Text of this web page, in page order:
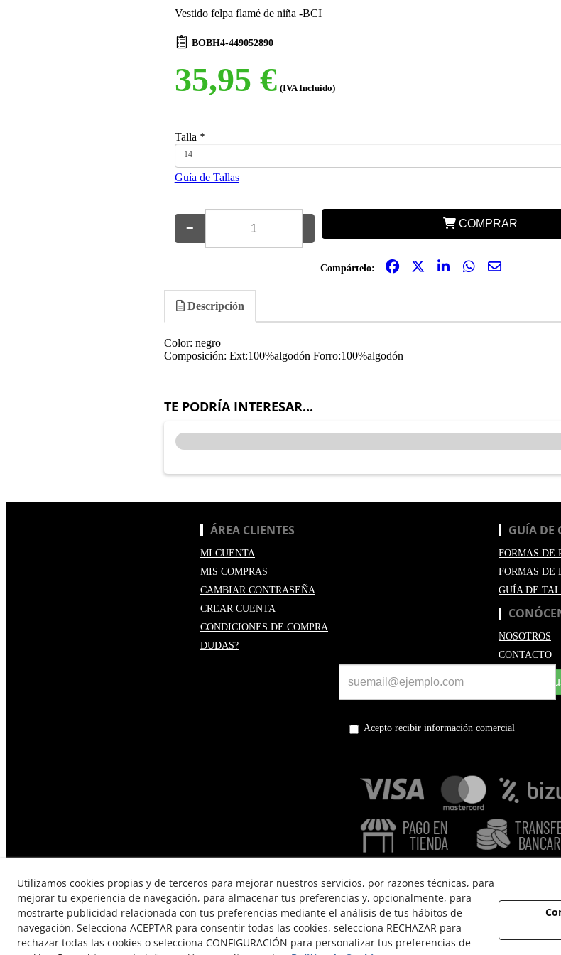
Vestido felpa flamé de niña -BCI
BOBH4-449052890
35,95 € (IVA Incluido)
Talla *
14
Guía de Tallas
− COMPRAR
Compártelo:
Descripción
Color: negro
Composición: Ext:100%algodón Forro:100%algodón
TE PODRÍA INTERESAR...
ÁREA CLIENTES
MI CUENTA
MIS COMPRAS
CAMBIAR CONTRASEÑA
CREAR CUENTA
CONDICIONES DE COMPRA
DUDAS?
GUÍA DE
FORMAS DE
FORMAS DE
GUÍA DE
NOSOTROS
CONTACTO
Acepto recibir información comercial
TÉRMINOS Y CONDICIONES DE USO POLÍTICA DE PRIVACIDAD POLÍTICA
© 08/2026 EL VINT - Todos los derechos reservados.
Utilizamos cookies propias y de terceros para mejorar nuestros servicios, por razones técnicas, para
mejorar tu experiencia de navegación, para almacenar tus preferencias y, opcionalmente, para
mostrarte publicidad relacionada con tus preferencias mediante el análisis de tus hábitos de
navegación. Selecciona ACEPTAR para consentir todas las cookies, selecciona RECHAZAR para
rechazar todas las cookies o selecciona CONFIGURACIÓN para personalizar tus preferencias de